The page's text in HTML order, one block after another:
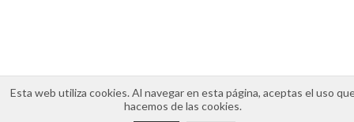
Esta web utiliza cookies. Al navegar en esta página, aceptas el uso
hacemos de las cookies.